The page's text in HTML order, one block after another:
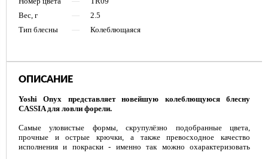
Вес, г
—
2.5
Тип блесны
— Колеблющаяся
ОПИСАНИЕ
Yoshi Onyx представляет новейшую колеблющуюся блесну
CASSIA для ловли форели.
Самые уловистые формы, скрупулёзно подобранные цвета,
прочные и острые крючки, а также превосходное качество
исполнения и покраски - именно так можно охарактеризовать